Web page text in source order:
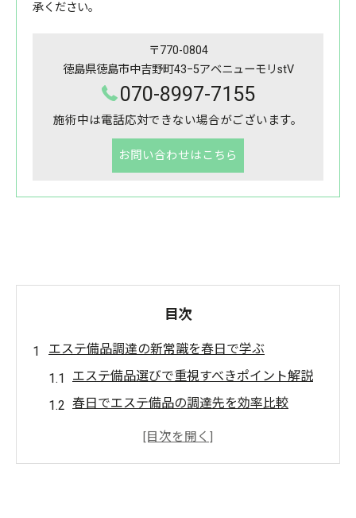
承ください。
〒770-0804
徳島県徳島市中吉野町43−5アベニューモリstV
070-8997-7155
施術中は電話応対できない場合がございます。
お問い合わせはこちら
目次
エステ備品調達の新常識を春日で学ぶ
エステ備品選びで重視すべきポイント解説
春日でエステ備品の調達先を効率比較
エステサロン運営に最適な備品管理術